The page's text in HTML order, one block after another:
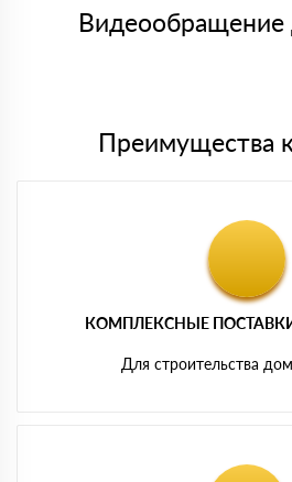
либо Вы забираете товар со
Видеообращение
Преимущества
КОМПЛЕКСНЫЕ
Для строительства